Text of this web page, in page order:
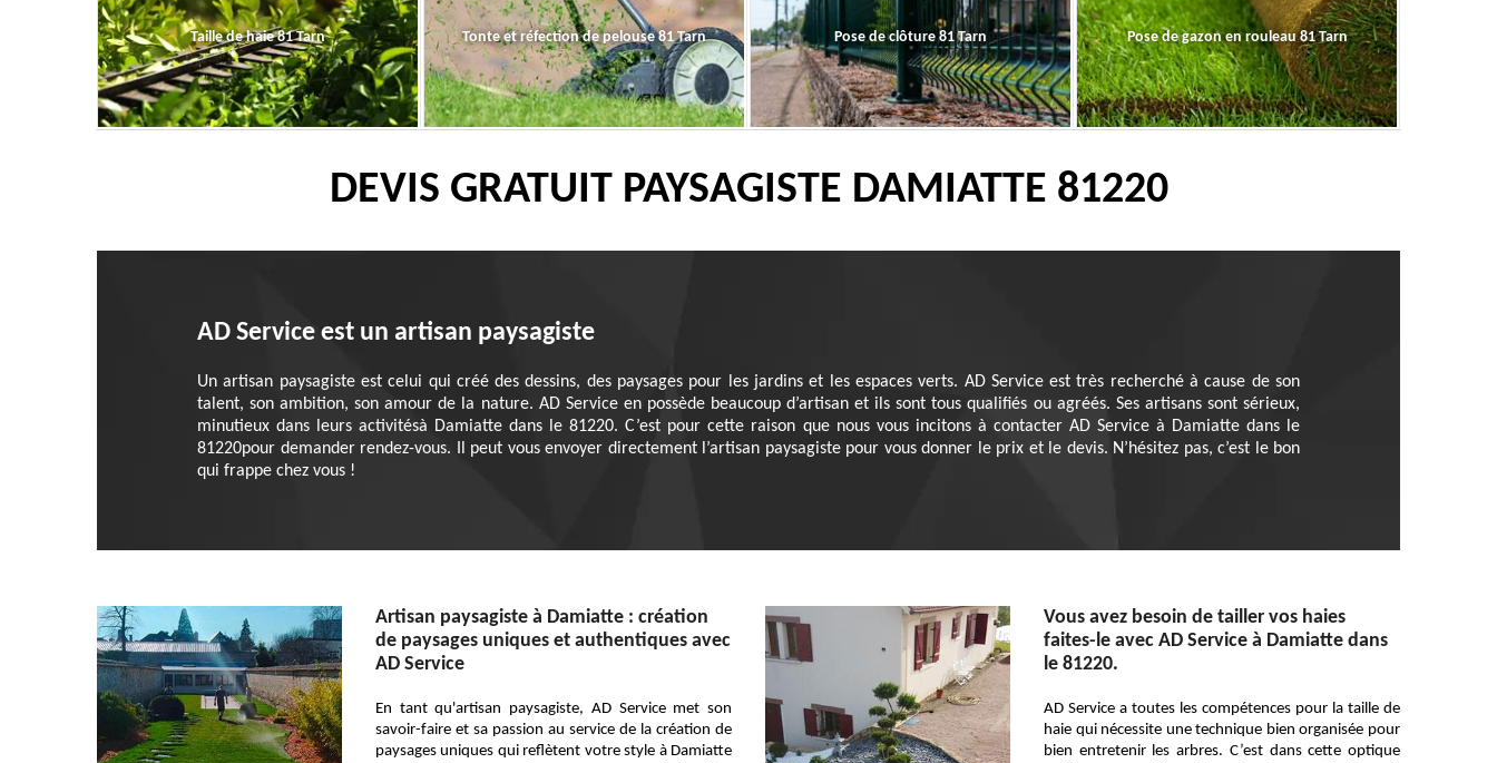
Taille de haie 81 Tarn Tonte et réfection de pelouse 81 Tarn Pose de clôture 81 Tarn Pose de gazon en rouleau 81 Tarn
DEVIS GRATUIT PAYSAGISTE DAMIATTE 81220
AD Service est un artisan paysagiste
Un artisan paysagiste est celui qui créé des dessins, des paysages pour les jardins et les espaces verts. AD Service est très recherché à cause de son
talent, son ambition, son amour de la nature. AD Service en possède beaucoup d’artisan et ils sont tous qualifiés ou agréés. Ses artisans sont sérieux,
minutieux dans leurs activitésà Damiatte dans le 81220. C’est pour cette raison que nous vous incitons à contacter AD Service à Damiatte dans le
81220pour demander rendez-vous. Il peut vous envoyer directement l’artisan paysagiste pour vous donner le prix et le devis. N’hésitez pas, c’est le bon
qui frappe chez vous !
Artisan paysagiste à Damiatte : création
de paysages uniques et authentiques avec
AD Service
En tant qu'artisan paysagiste, AD Service met son
savoir-faire et sa passion au service de la création de
paysages uniques qui reflètent votre style à Damiatte
Vous avez besoin de tailler vos haies
faites-le avec AD Service à Damiatte dans
le 81220.
AD Service a toutes les compétences pour la taille de
haie qui nécessite une technique bien organisée pour
bien entretenir les arbres. C’est dans cette optique